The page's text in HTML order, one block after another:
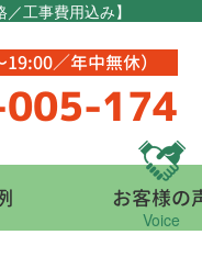
工事費用込み】
／年中無休）
174
お客様の
Voice